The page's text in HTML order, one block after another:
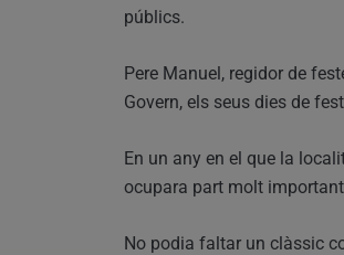
públics.
Pere Manuel, regidor de
Govern, els seus dies de
En un any en el que la
ocupara part molt
No podia faltar un clàssic